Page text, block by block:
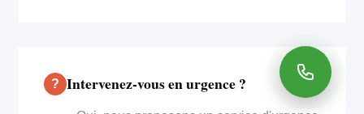
Intervenez-vous en urgence ?